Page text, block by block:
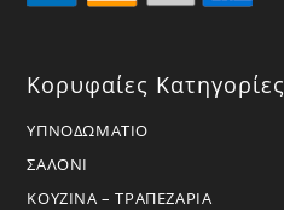
Κορυφαίες Κατηγορίες
ΥΠΝΟΔΩΜΑΤΙΟ
ΣΑΛΟΝΙ
ΚΟΥΖΙΝΑ – ΤΡΑΠΕΖΑΡΙΑ